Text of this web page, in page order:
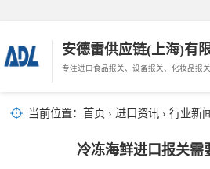
安德雷供应链(上海)有
当前位置： 首页 › 进口资讯 › 行业新
冷冻海鲜进口报关需
其他报关 木材
药材